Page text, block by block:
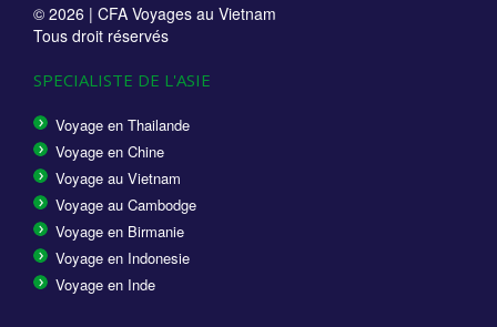
© 2026 | CFA Voyages au Vietnam
Tous droit réservés
SPECIALISTE DE L'ASIE
Voyage en Thailande
Voyage en Chine
Voyage au Vietnam
Voyage au Cambodge
Voyage en Birmanie
Voyage en Indonesie
Voyage en Inde